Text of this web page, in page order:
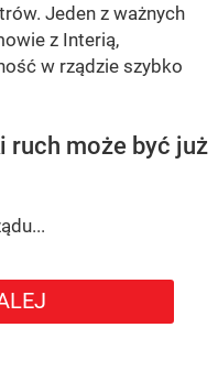
Jeden z ważnych
z Interią,
w rządzie szybko
ruch może być już